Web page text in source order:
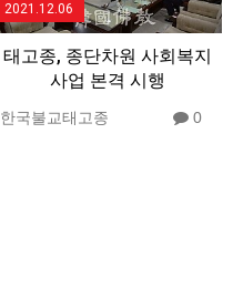
2021.12.06
태고종, 종단차원 사회복지
사업 본격 시행
한국불교태고종 0